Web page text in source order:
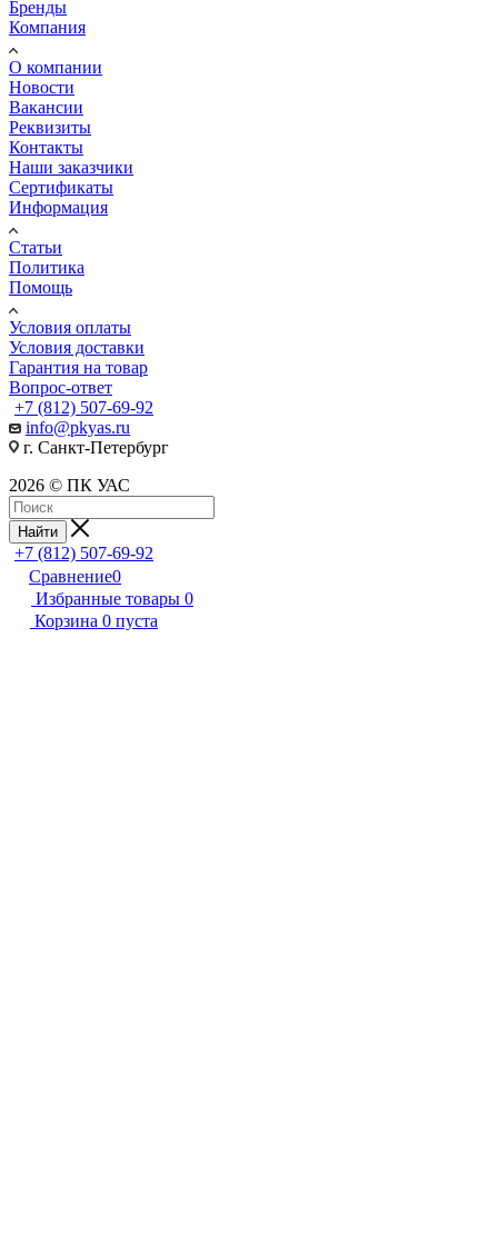
Бренды
Компания
О компании
Новости
Вакансии
Реквизиты
Контакты
Наши заказчики
Сертификаты
Информация
Статьи
Политика
Помощь
Условия оплаты
Условия доставки
Гарантия на товар
Вопрос-ответ
+7 (812) 507-69-92
info@pkyas.ru
г. Санкт-Петербург
2026 © ПК УАС
Найти
+7 (812) 507-69-92
Сравнение0
Избранные товары 0
Корзина 0 пуста